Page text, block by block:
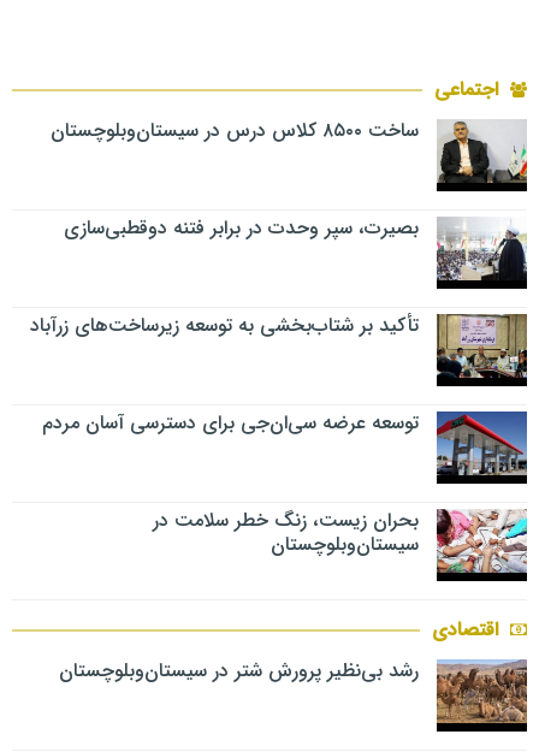
اجتماعی
ساخت ۸۵۰۰ کلاس درس در سیستان‌وبلوچستان
بصیرت، سپر وحدت در برابر فتنه دوقطبی‌سازی
تأکید بر شتاب‌بخشی به توسعه زیرساخت‌های زرآباد
توسعه عرضه سی‌ان‌جی برای دسترسی آسان مردم
بحران زیست، زنگ خطر سلامت در
سیستان‌وبلوچستان
اقتصادی
رشد بی‌نظیر پرورش شتر در سیستان‌وبلوچستان